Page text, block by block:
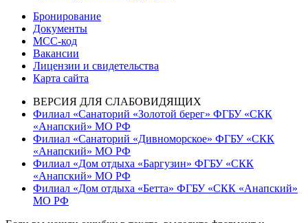
Бронирование
Документы
МСС-код
Вакансии
Лицензии и свидетельства
Карта сайта
ВЕРСИЯ ДЛЯ СЛАБОВИДЯЩИХ
Филиал «Санаторий «Золотой берег» ФГБУ «СКК
«Анапский» МО РФ
Филиал «Санаторий «Дивноморское» ФГБУ «СКК
«Анапский» МО РФ
Филиал «Дом отдыха «Баргузин» ФГБУ «СКК
«Анапский» МО РФ
Филиал «Дом отдыха «Бетта» ФГБУ «СКК «Анапский»
МО РФ